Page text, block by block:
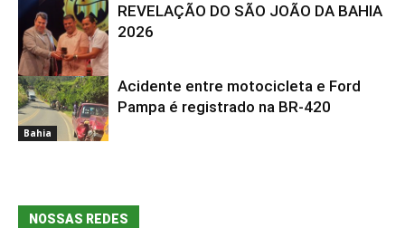
Bahia
REVELAÇÃO DO SÃO JOÃO DA BAHIA
2026
Bahia
Acidente entre motocicleta e Ford
Pampa é registrado na BR-420
NOSSAS REDES